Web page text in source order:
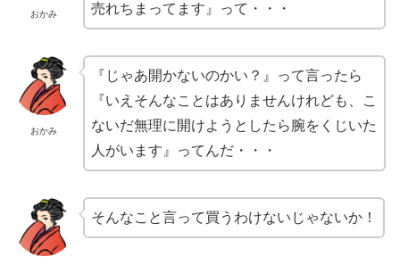
おかみ
売れちまってます』って・・・
おかみ
『じゃあ開かないのかい？』って言ったら
『いえそんなことはありませんけれども、こ
ないだ無理に開けようとしたら腕をくじいた
人がいます』ってんだ・・・
そんなこと言って買うわけないじゃないか！